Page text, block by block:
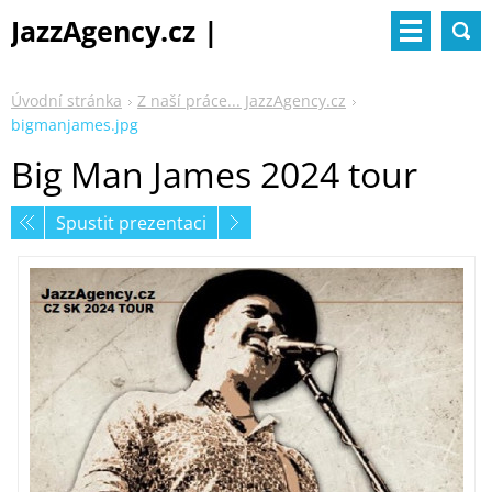
JazzAgency.cz |
Úvodní stránka
Z naší práce... JazzAgency.cz
bigmanjames.jpg
Big Man James 2024 tour
Spustit prezentaci